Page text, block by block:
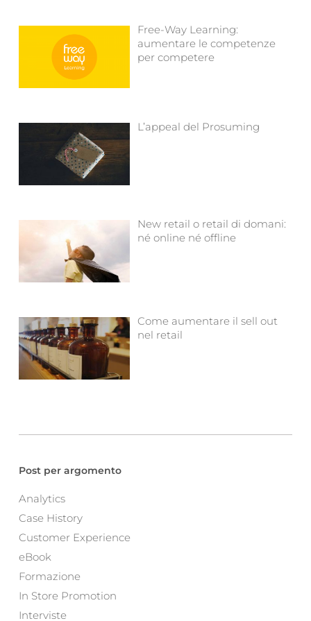
Free-Way Learning:
aumentare le competenze
per competere
L’appeal del Prosuming
New retail o retail di domani:
né online né offline
Come aumentare il sell out
nel retail
Post per argomento
Analytics
Case History
Customer Experience
eBook
Formazione
In Store Promotion
Interviste